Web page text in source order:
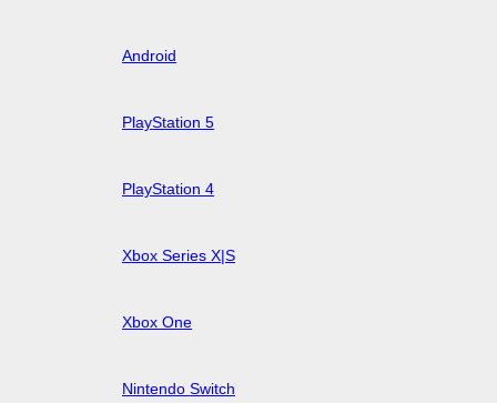
Android
PlayStation 5
PlayStation 4
Xbox Series X|S
Xbox One
Nintendo Switch